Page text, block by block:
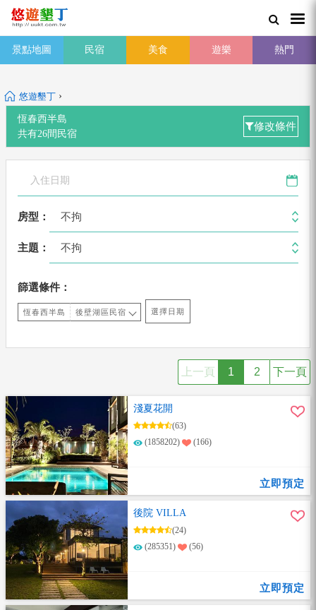
景點地圖 民宿 美食 遊樂 熱門
悠遊墾丁 ›
恆春西半島
共有26間 民宿
修改條件
房型： 不拘
主題： 不拘
篩選條件：
恆春西半島 後壁湖區民宿 選擇日期
上一頁 1 2 下一頁
淺夏花開
(63)
(1858202)
(166)
立即預定
後院 VILLA
(24)
(285351)
(56)
立即預定